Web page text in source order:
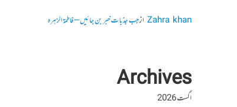
Zahra khanازجب جذبات خبر بن جائیں – فاطمۃالزہرہ
Archives
اگست 2026